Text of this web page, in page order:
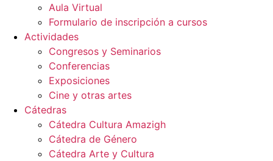
Aula Virtual
Formulario de inscripción a cursos
Actividades
Congresos y Seminarios
Conferencias
Exposiciones
Cine y otras artes
Cátedras
Cátedra Cultura Amazigh
Cátedra de Género
Cátedra Arte y Cultura